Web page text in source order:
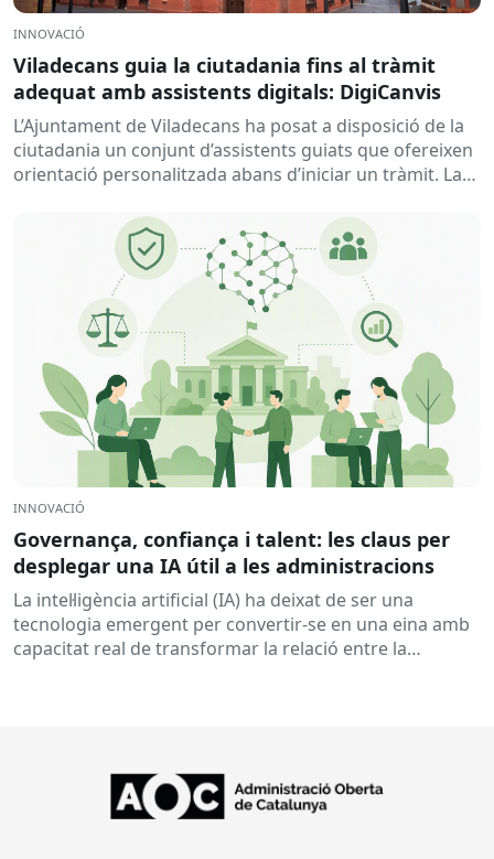
INNOVACIÓ
Viladecans guia la ciutadania fins al tràmit
adequat amb assistents digitals: DigiCanvis
L’Ajuntament de Viladecans ha posat a disposició de la
ciutadania un conjunt d’assistents guiats que ofereixen
orientació personalitzada abans d’iniciar un tràmit. La
INNOVACIÓ
Governança, confiança i talent: les claus per
desplegar una IA útil a les administracions
La intel·ligència artificial (IA) ha deixat de ser una
tecnologia emergent per convertir-se en una eina amb
capacitat real de transformar la relació entre la